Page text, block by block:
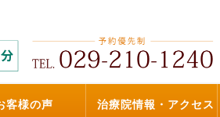
客様の声 治療院情報・アクセス